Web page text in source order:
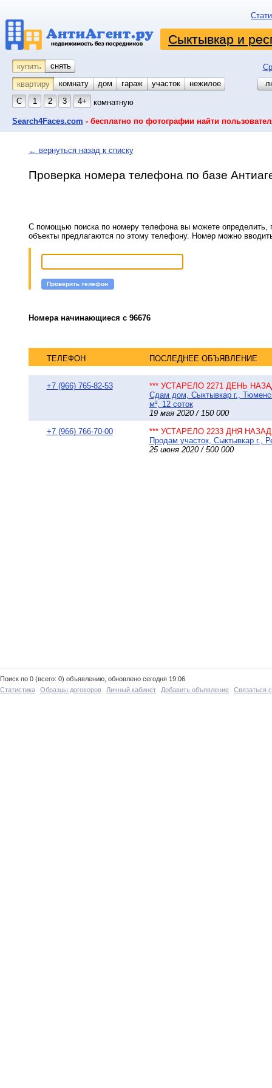
Сыктывкар и
купить снять
квартиру
комнату койко-место
дом гараж участок
нежилое
С
1 2 3 4+ комнатную
Search4Faces.com - бесплатно по фотографии найти
← вернуться назад к списку
Проверка номера телефона по базе
С помощью поиска по номеру телефона вы можете определить,
объекты предлагаются по этому телефону. Номер можно
Проверить телефон
Номера начинающиеся с 96676
ТЕЛЕФОН ПОСЛЕДНЕЕ ОБЪЯВЛЕНИЕ
+7 (966) 765-82-53
*** УСТАРЕЛО 2271 ДЕНЬ
Сдам дом, Сыктывкар г.,
м², 12 соток
19 мая 2020 / 150 000
+7 (966) 766-70-00
*** УСТАРЕЛО 2233 ДНЯ НАЗАД
Продам участок, Сыктывкар г.,
25 июня 2020 / 500 000
Поиск по 0 (всего: 0) объявлению, обновлено сегодня 19:06
Статистика
Образцы договоров Личный кабинет Добавить объявление Связаться